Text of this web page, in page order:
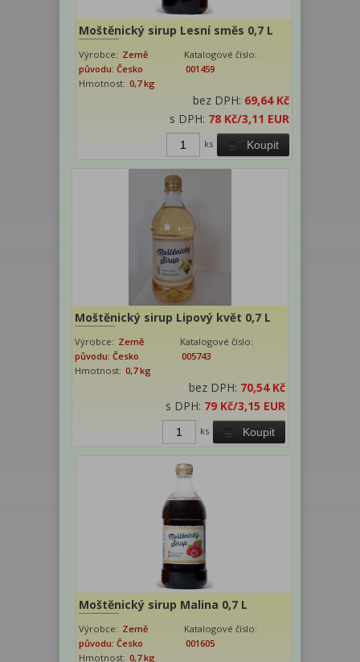
Moštěnický sirup Lesní směs 0,7 L
Výrobce: Země
původu: Česko
Katalogové číslo:
001459
Hmotnost: 0,7 kg
bez DPH: 69,64 Kč
s DPH: 78 Kč/3,11 EUR
Koupit
ks
Moštěnický sirup Lipový květ 0,7 L
Výrobce: Země
původu: Česko
Katalogové číslo:
005743
Hmotnost: 0,7 kg
bez DPH: 70,54 Kč
s DPH: 79 Kč/3,15 EUR
Koupit
ks
Moštěnický sirup Malina 0,7 L
Výrobce: Země
původu: Česko
Katalogové číslo:
001605
Hmotnost: 0,7 kg